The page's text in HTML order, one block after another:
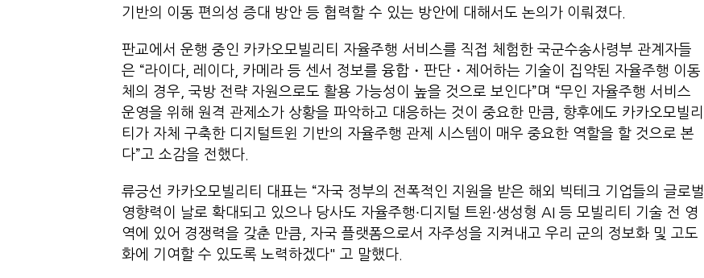
기반의 이동 편의성 증대 방안 등 협력할 수 있는 방안에 대해서도 논의가 이뤄졌다.
판교에서 운행 중인 카카오모빌리티 자율주행 서비스를 직접 체험한 국군수송사령부 관계자들
은 “라이다, 레이다, 카메라 등 센서 정보를 융합・판단・제어하는 기술이 집약된 자율주행 이동
체의 경우, 국방 전략 자원으로도 활용 가능성이 높을 것으로 보인다”며 “무인 자율주행 서비스
운영을 위해 원격 관제소가 상황을 파악하고 대응하는 것이 중요한 만큼, 향후에도 카카오모빌리
티가 자체 구축한 디지털트윈 기반의 자율주행 관제 시스템이 매우 중요한 역할을 할 것으로 본
다”고 소감을 전했다.
류긍선 카카오모빌리티 대표는 “자국 정부의 전폭적인 지원을 받은 해외 빅테크 기업들의 글로벌
영향력이 날로 확대되고 있으나 당사도 자율주행∙디지털 트윈∙생성형 AI 등 모빌리티 기술 전 영
역에 있어 경쟁력을 갖춘 만큼, 자국 플랫폼으로서 자주성을 지켜내고 우리 군의 정보화 및 고도
화에 기여할 수 있도록 노력하겠다" 고 말했다.